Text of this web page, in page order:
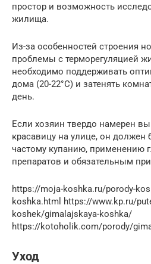
простор и возможность
жилища.
Из-за особенностей строения
проблемы с терморегуляцией
необходимо поддерживать
дома (20-22°С) и затенять
день.
Если хозяин твердо намерен
красавицу на улице, он должен
частому купанию, применению
препаратов и обязательным
https://moja-koshka.ru/porody-
koshka.html https://www.kp.ru/
koshek/gimalajskaya-koshka/
https://kotoholik.com/porody/
Уход